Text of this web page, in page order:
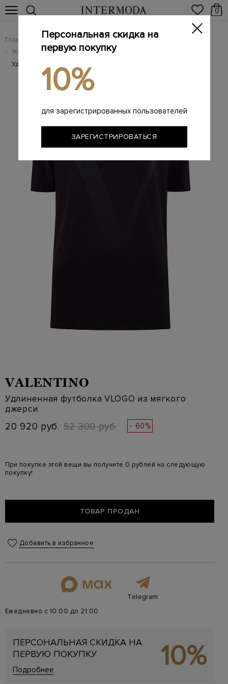
0
Главная Женщинам / Женская одежда
/ Женские футболки
/ Удлиненная футболка VLOGO из&nbsp;мягкого джерси
VALENTINO
Удлиненная футболка VLOGO из мягкого
джерси
20 920 руб. 52 300 руб. - 60%
При покупке этой вещи вы получите 0 рублей на следующую
покупку!
ТОВАР ПРОДАН
Добавить в избранное
Telegram
Ежедневно с 10:00 до 21:00
ПЕРСОНАЛЬНАЯ СКИДКА НА
ПЕРВУЮ ПОКУПКУ
Подробнее 10%
Персональная скидка на
первую покупку
10%
для зарегистрированных пользователей
ЗАРЕГИСТРИРОВАТЬСЯ